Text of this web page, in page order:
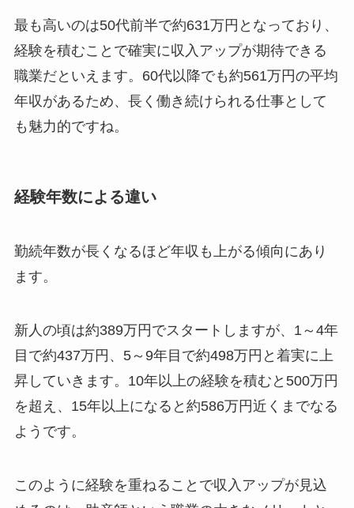
最も高いのは50代前半で約631万円となっており、
経験を積むことで確実に収入アップが期待できる
職業だといえます。60代以降でも約561万円の平均
年収があるため、長く働き続けられる仕事として
も魅力的ですね。
経験年数による違い
勤続年数が長くなるほど年収も上がる傾向にあり
ます。
新人の頃は約389万円でスタートしますが、1～4年
目で約437万円、5～9年目で約498万円と着実に上
昇していきます。10年以上の経験を積むと500万円
を超え、15年以上になると約586万円近くまでなる
ようです。
このように経験を重ねることで収入アップが見込